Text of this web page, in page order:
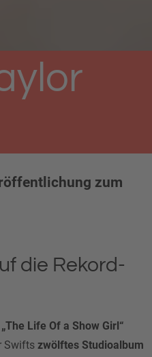
zum
die Rekord-
„The Life Of a Show Girl“
Swifts zwölftes Studioalbum